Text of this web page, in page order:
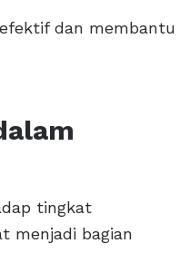
dan membantu
tingkat
menjadi bagian